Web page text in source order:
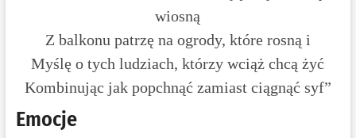
wiosną
Z balkonu patrzę na ogrody, które rosną i
Myślę o tych ludziach, którzy wciąż chcą żyć
Kombinując jak popchnąć zamiast ciągnąć syf”
Emocje